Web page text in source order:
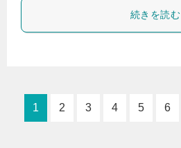
続きを読む
1 2 3 4 5 6